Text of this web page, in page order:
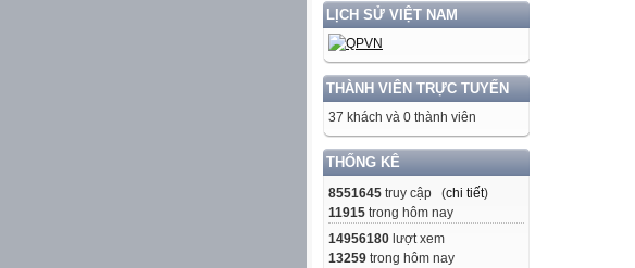
LỊCH SỬ VIỆT NAM
THÀNH VIÊN TRỰC TUYẾN
37 khách và 0 thành viên
THỐNG KÊ
8551645 truy cập (chi tiết)
11915 trong hôm nay
14956180 lượt xem
13259 trong hôm nay